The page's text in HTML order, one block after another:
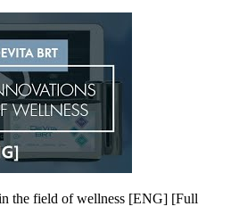
the field of wellness [ENG] [Full